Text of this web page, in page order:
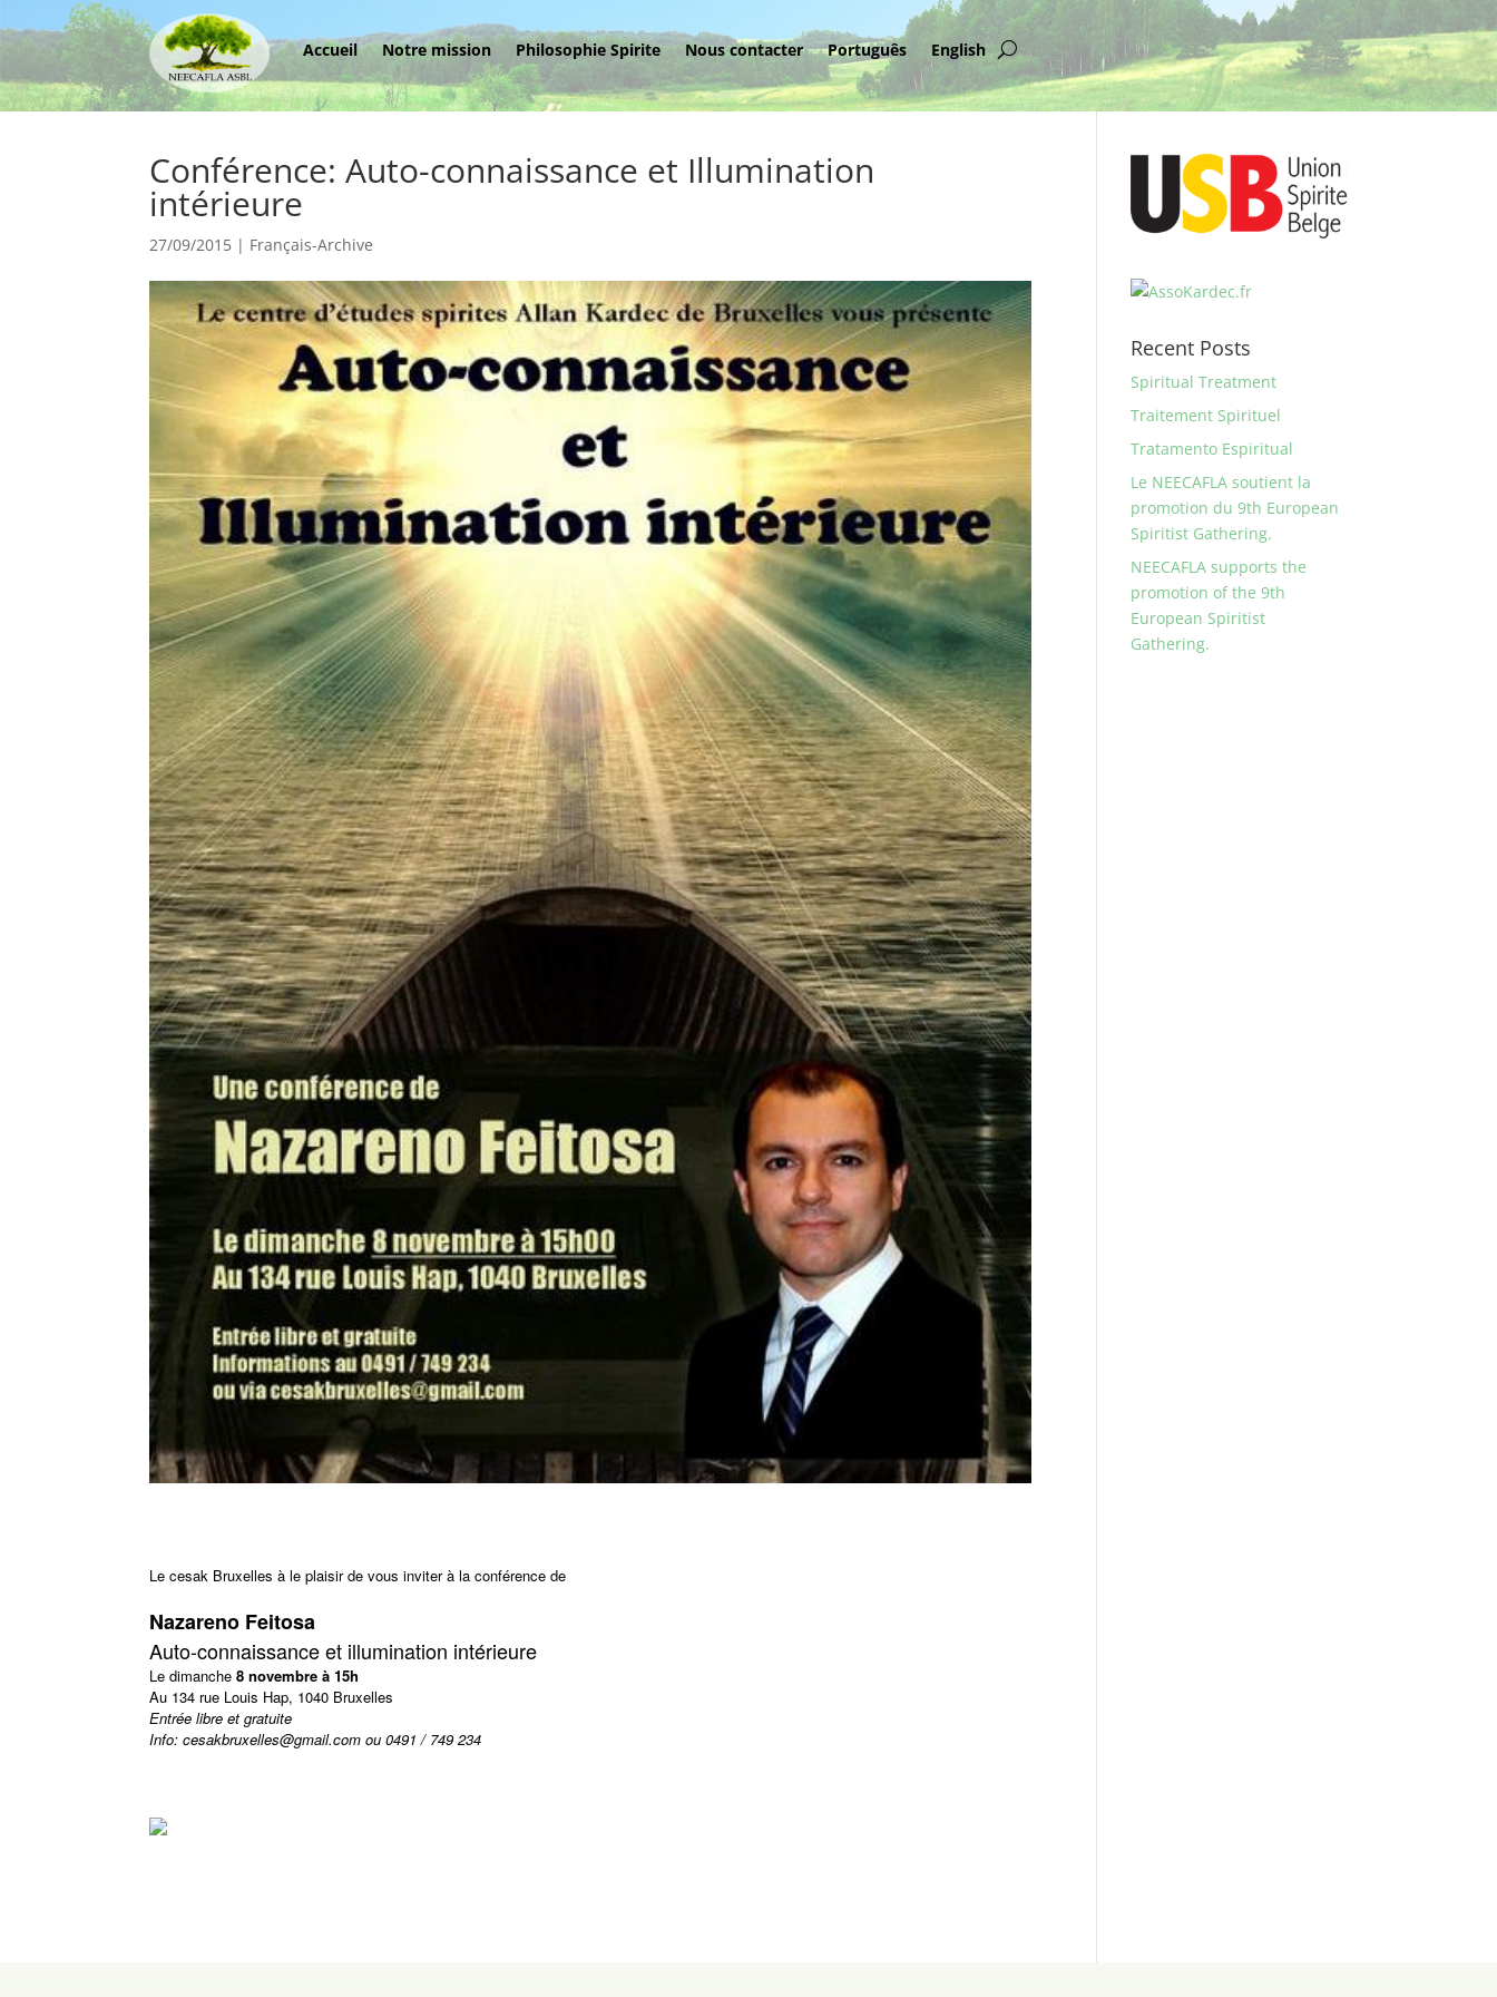
Accueil Notre mission Philosophie Spirite Nous contacter Português English
Conférence: Auto-connaissance et Illumination
intérieure
27/09/2015 | Français-Archive
Le cesak Bruxelles à le plaisir de vous inviter à la conférence de
Nazareno Feitosa
Auto-connaissance et illumination intérieure
Le dimanche8 novembre à 15h
Au 134 rue Louis Hap, 1040 Bruxelles
Entrée libre et gratuite
Info: cesakbruxelles@gmail.com ou 0491 / 749 234
Recent Posts
Spiritual Treatment
Traitement Spirituel
Tratamento Espiritual
Le NEECAFLA soutient la
promotion du 9th European
Spiritist Gathering.
NEECAFLA supports the
promotion of the 9th
European Spiritist
Gathering.